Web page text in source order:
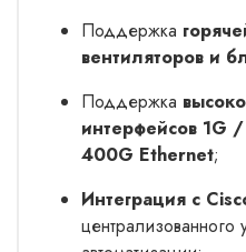
Поддержка
вентиляторов и
Поддержка
интерфейсов
400G Ethernet;
Интеграция с
централизованного